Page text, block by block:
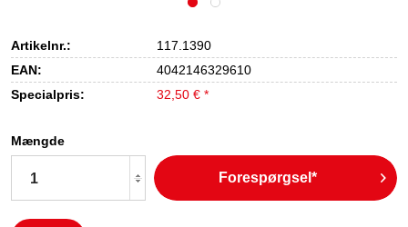
Artikelnr.:
117.1390
EAN:
4042146329610
Specialpris:
32,50 € *
Mængde
Forespørgsel*